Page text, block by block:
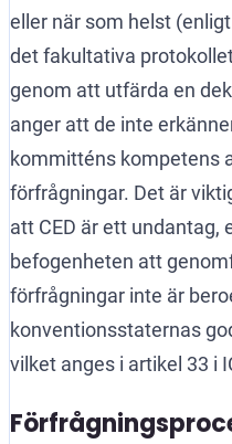
eller när som helst
det fakultativa protokollet
genom att utfärda en
anger att de inte
kommitténs kompetens
förfrågningar. Det är
att CED är ett undantag,
befogenheten att
förfrågningar inte är
konventionsstaternas
vilket anges i artikel 33 i